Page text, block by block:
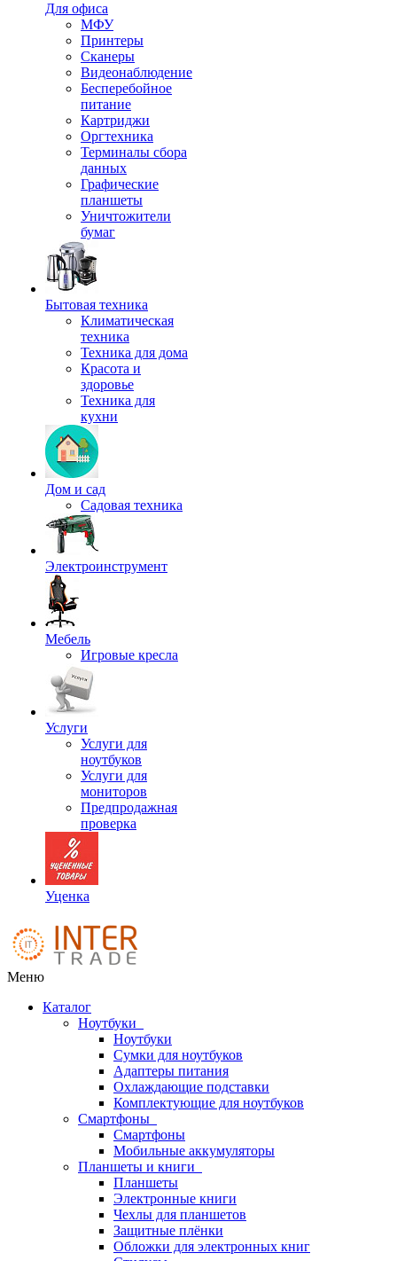
Для офиса
МФУ
Принтеры
Сканеры
Видеонаблюдение
Бесперебойное
питание
Картриджи
Оргтехника
Терминалы сбора
данных
Графические
планшеты
Уничтожители
бумаг
Бытовая техника
Климатическая
техника
Техника для дома
Красота и
здоровье
Техника для
кухни
Дом и сад
Садовая техника
Электроинструмент
Мебель
Игровые кресла
Услуги
Услуги для
ноутбуков
Услуги для
мониторов
Предпродажная
проверка
Уценка
Меню
Каталог
Ноутбуки
Ноутбуки
Сумки для ноутбуков
Адаптеры питания
Охлаждающие подставки
Комплектующие для ноутбуков
Смартфоны
Смартфоны
Мобильные аккумуляторы
Планшеты и книги
Планшеты
Электронные книги
Чехлы для планшетов
Защитные плёнки
Обложки для электронных книг